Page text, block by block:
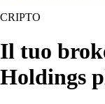
CRIPTO
Il tuo
Holdings